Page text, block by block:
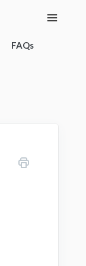
Toggle
FAQs